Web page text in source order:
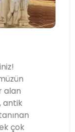
alan
antik
çok